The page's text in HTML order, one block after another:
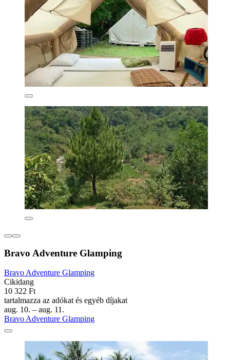
Bravo Adventure Glamping
Bravo Adventure Glamping
Cikidang
10 322 Ft
tartalmazza az adókat és egyéb díjakat
aug. 10. – aug. 11.
Bravo Adventure Glamping